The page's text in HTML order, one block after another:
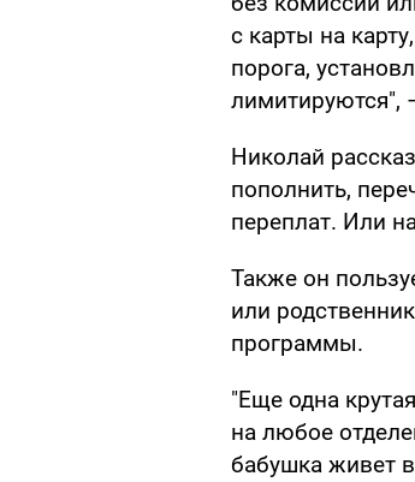
с карты на
порога,
лимитируются",
Николай
пополнить,
переплат. Или
Также он
или
программы.
"Еще одна
на любое
бабушка живет